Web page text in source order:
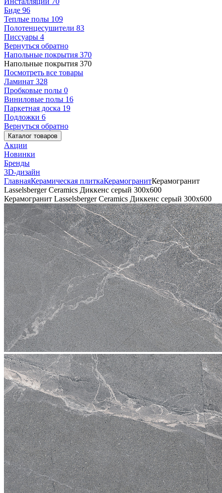
Биде 96
Теплые полы 109
Полотенцесушители 83
Писсуары 4
Вернуться обратно
Напольные покрытия 370
Напольные покрытия 370
Посмотреть все товары
Ламинат 328
Пробковые полы 0
Виниловые полы 16
Паркетная доска 19
Подложки 6
Вернуться обратно
Каталог товаров
Акции
Новинки
Бренды
3D-дизайн
ГлавнаяКерамическая плиткаКерамогранитКерамогранит
Lasselsberger Ceramics Диккенс серый 300x600
Керамогранит Lasselsberger Ceramics Диккенс серый 300x600